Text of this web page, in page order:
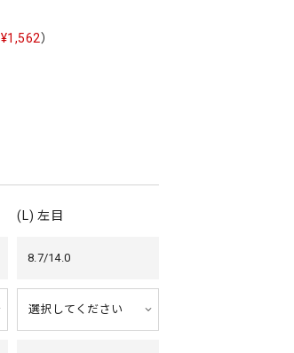
¥1,562）
(L) 左目
8.7/14.0